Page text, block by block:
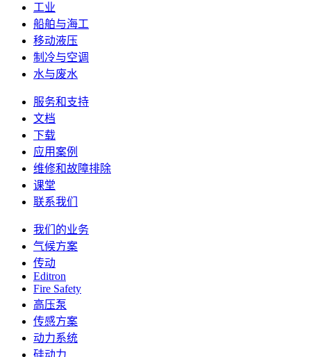
工业
船舶与海工
移动液压
制冷与空调
水与废水
服务和支持
文档
下载
应用案例
维修和故障排除
课堂
联系我们
我们的业务
气候方案
传动
Editron
Fire Safety
高压泵
传感方案
动力系统
硅动力